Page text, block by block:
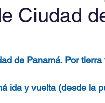
Ciudad
de Panamá. Por
ida y vuelta (desde la